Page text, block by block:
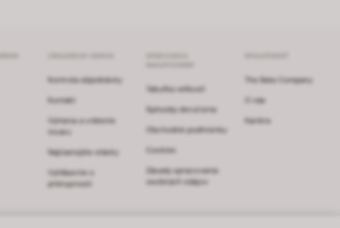
Kontrola objednávky
Kontakt
Výmena a vrátenie
tovaru
Najčastejšie otázky
Vyhlásenie o
prístupnosti
Tabuľka veľkostí
Spôsoby doručenia
Obchodné podmienky
Cookies
Zásady spracovania
osobných údajov
The Bata Company
O nás
Kariéra